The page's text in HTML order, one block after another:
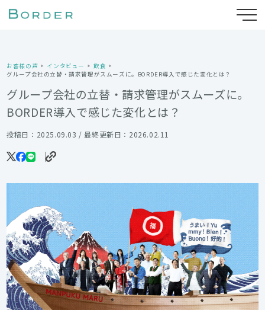
お客様の声 インタビュー
飲食
グループ会社の立替・請求管理がスムーズに。BORDER導入で感じた変化とは？
グループ会社の立替・請求管理がスムーズに。
BORDER導入で感じた変化とは？
投稿日：2025.09.03 / 最終更新日：2026.02.11